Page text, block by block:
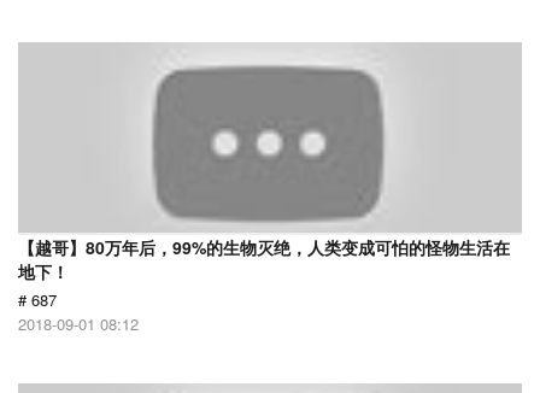
【越哥】80万年后，99%的生物灭绝，人类变成可怕的怪物生活在
地下！
# 687
2018-09-01 08:12